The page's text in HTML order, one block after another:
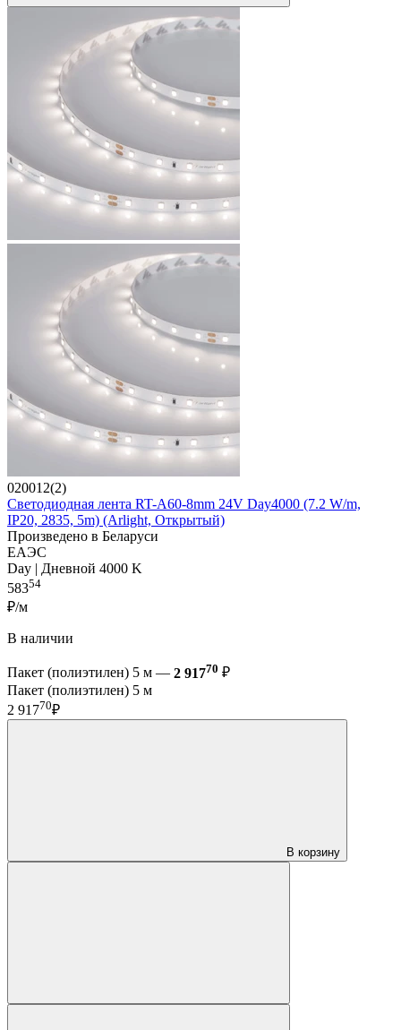
020012(2)
Светодиодная лента RT-A60-8mm 24V Day4000 (7.2 W/m,
IP20, 2835, 5m) (Arlight, Открытый)
Произведено в Беларуси
ЕАЭС
Day | Дневной 4000 K
58354
₽/м
В наличии
Пакет (полиэтилен) 5 м — 2 91770 ₽
Пакет (полиэтилен) 5 м
2 91770₽
В корзину